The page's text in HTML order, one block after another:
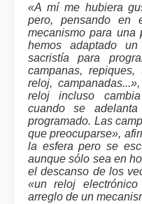
«A mí me hubiera
pero, pensando en
mecanismo para una
hemos adaptado
sacristía para
campanas,
reloj,
reloj incluso
cuando se
programado. Las
que preocuparse»,
la esfera pero se
aunque sólo sea en
el descanso de los
«un reloj
arreglo de un